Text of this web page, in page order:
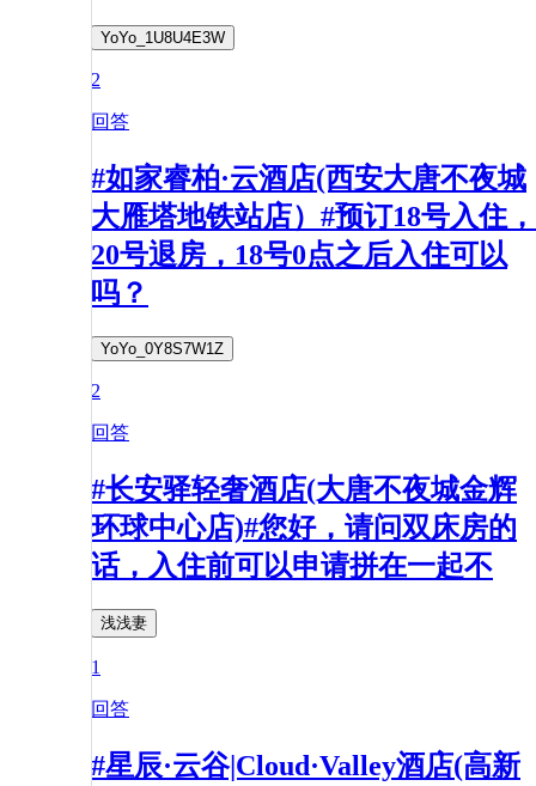
YoYo_1U8U4E3W
2
回答
#如家睿柏·云酒店(西安大唐不夜城
大雁塔地铁站店）#预订18号入住，
20号退房，18号0点之后入住可以
吗？
YoYo_0Y8S7W1Z
2
回答
#长安驿轻奢酒店(大唐不夜城金辉
环球中心店)#您好，请问双床房的
话，入住前可以申请拼在一起不
浅浅妻
1
回答
#星辰·云谷|Cloud·Valley酒店(高新